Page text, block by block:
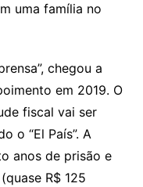
uma família no
chegou a
em 2019. O
fiscal vai ser
o “El País”. A
anos de prisão e
R$ 125